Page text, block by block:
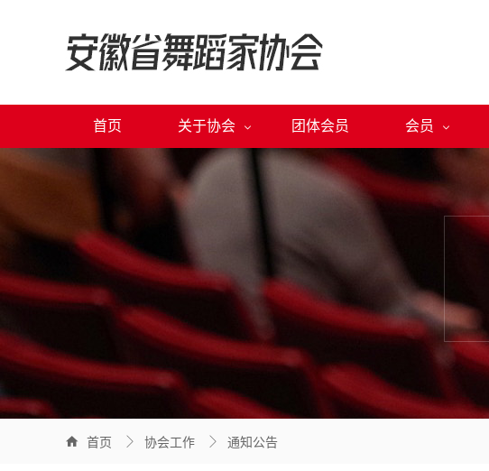
首页 关于协会  团体会员 会员 
 首页  协会工作  通知公告